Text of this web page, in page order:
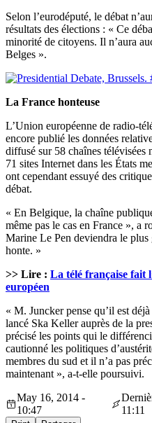
Selon l’eurodéputé, le débat
résultats des élections : « Ce
minorité de citoyens. Il n’aura
Belges ».
La France honteuse
L’Union européenne de radio-
encore publié les données
diffusé sur 58 chaînes télévisées
71 sites Internet dans les États
ont cependant essuyé des
débat.
« En Belgique, la chaîne
même pas le cas en France », a
Marine Le Pen deviendra le plus
honte. »
>> Lire : La télé française fait
européen
« M. Juncker pense qu’il est
lancé Ska Keller auprès de la
précisé les points qui le
cautionné les politiques
membres du sud et il n’a pas
maintenant », a-t-elle poursuivi.
May 16, 2014 -
10:47
11:11